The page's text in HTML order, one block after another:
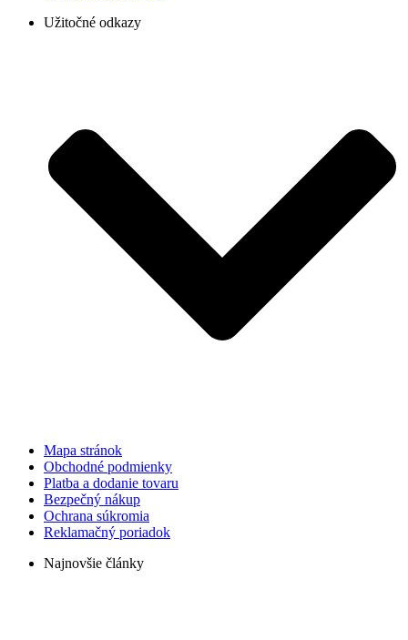
Užitočné odkazy
Mapa stránok
Obchodné podmienky
Platba a dodanie tovaru
Bezpečný nákup
Ochrana súkromia
Reklamačný poriadok
Najnovšie články